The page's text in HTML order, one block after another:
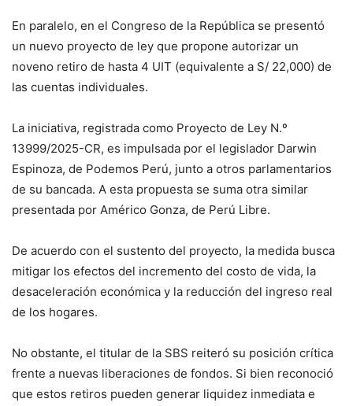
En paralelo, en el Congreso de la República se presentó
un nuevo proyecto de ley que propone autorizar un
noveno retiro de hasta 4 UIT (equivalente a S/ 22,000) de
las cuentas individuales.
La iniciativa, registrada como Proyecto de Ley N.º
13999/2025-CR, es impulsada por el legislador Darwin
Espinoza, de Podemos Perú, junto a otros parlamentarios
de su bancada. A esta propuesta se suma otra similar
presentada por Américo Gonza, de Perú Libre.
De acuerdo con el sustento del proyecto, la medida busca
mitigar los efectos del incremento del costo de vida, la
desaceleración económica y la reducción del ingreso real
de los hogares.
No obstante, el titular de la SBS reiteró su posición crítica
frente a nuevas liberaciones de fondos. Si bien reconoció
que estos retiros pueden generar liquidez inmediata e